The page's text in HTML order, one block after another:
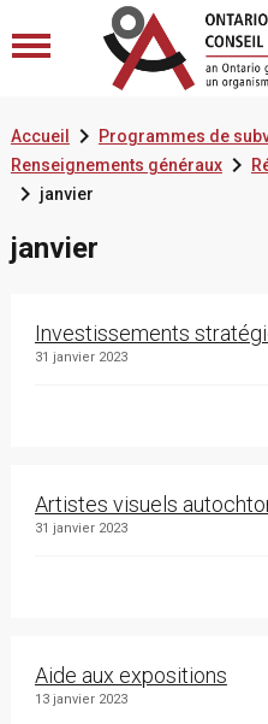
Accueil  Programmes de
Renseignements généraux
janvier
janvier
Investissements
31 janvier 2023
Artistes visuels
31 janvier 2023
Aide aux expositions
13 janvier 2023